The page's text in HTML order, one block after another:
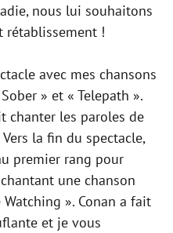
nous lui souhaitons
!
avec mes chansons
» et « Telepath ».
chanter les paroles de
la fin du spectacle,
premier rang pour
une chanson
». Conan a fait
et je vous